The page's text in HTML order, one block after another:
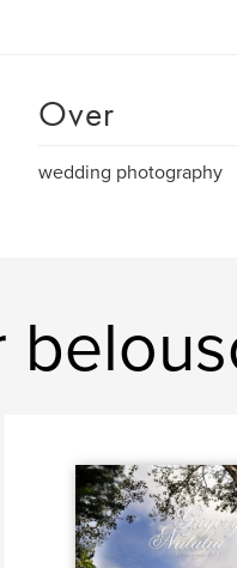
Over
wedding photography